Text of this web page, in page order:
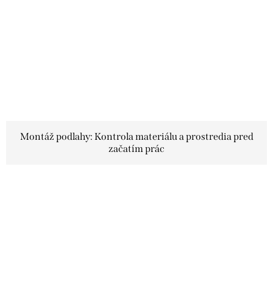
Montáž podlahy: Kontrola materiálu a prostredia pred
začatím prác